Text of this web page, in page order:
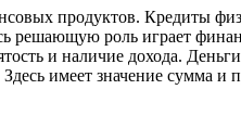
продуктов. Кредиты
решающую роль играет
и наличие дохода.
имеет значение сумма и